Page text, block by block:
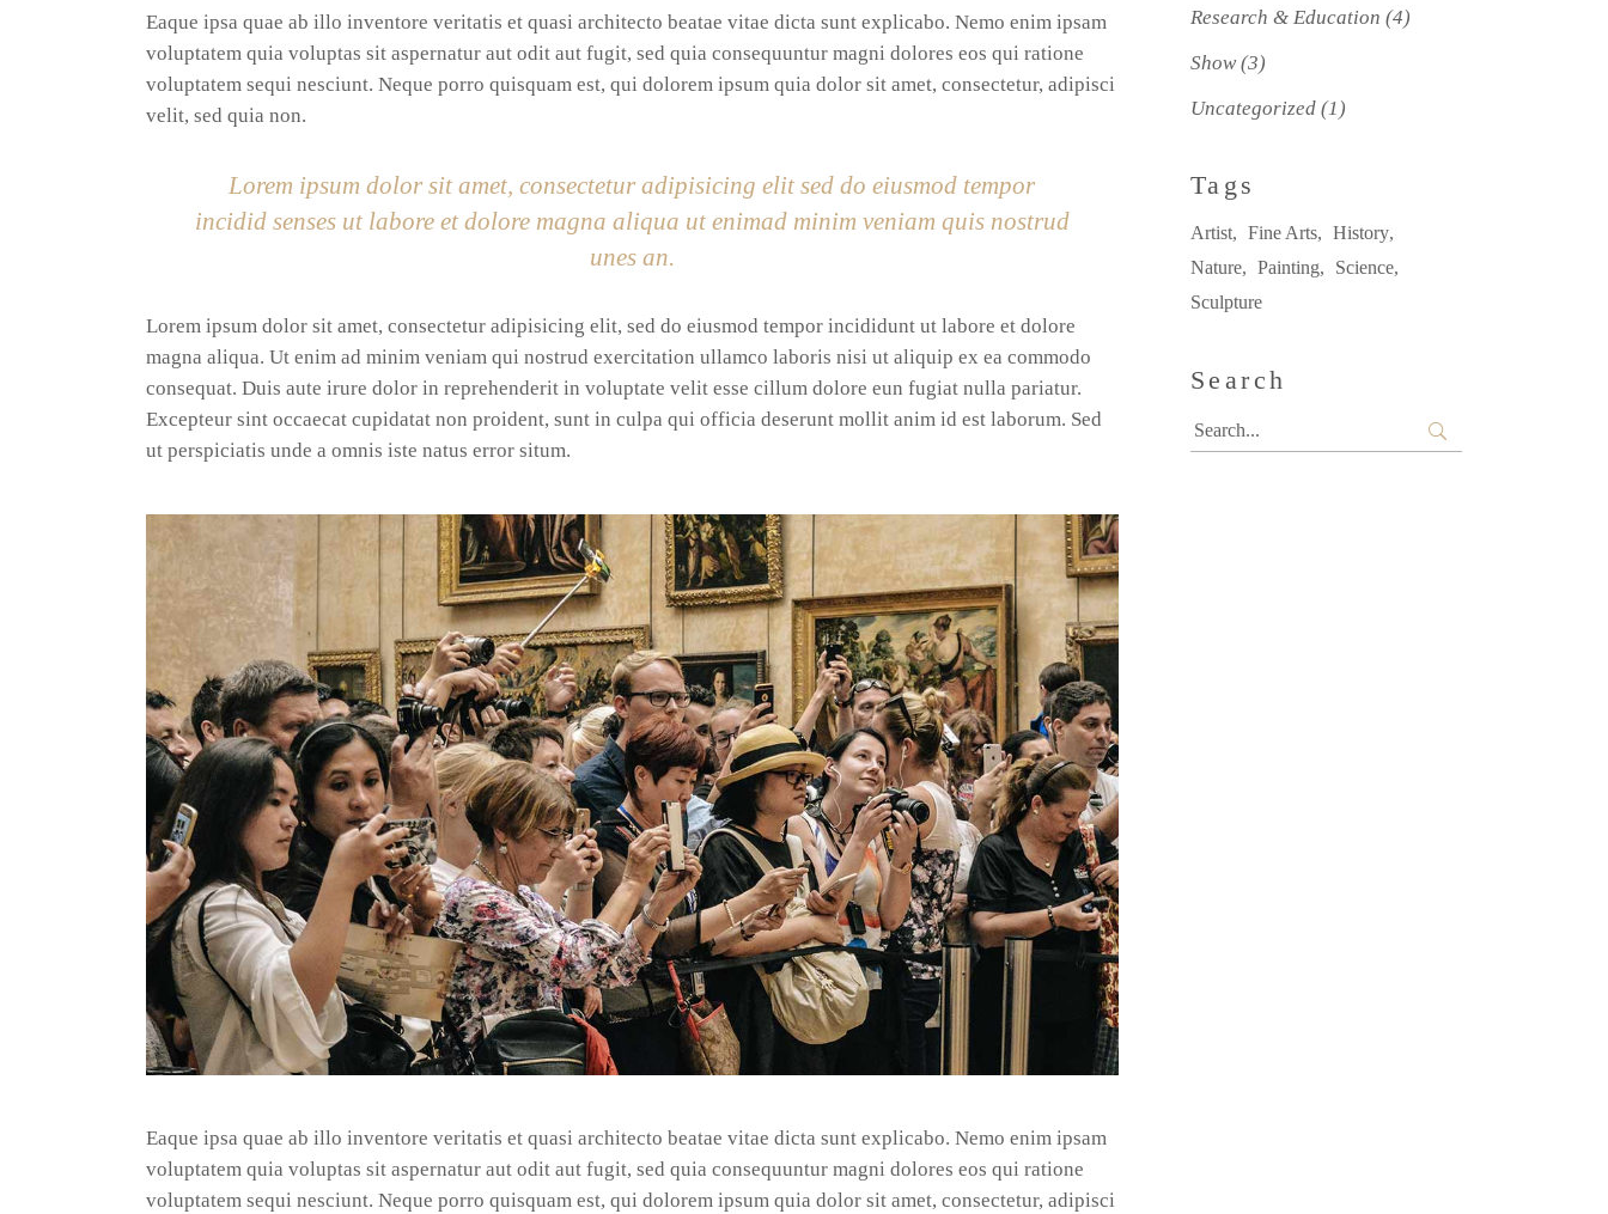
Eaque ipsa quae ab illo inventore veritatis et quasi architecto beatae vitae dicta sunt explicabo. Nemo enim ipsam
voluptatem quia voluptas sit aspernatur aut odit aut fugit, sed quia consequuntur magni dolores eos qui ratione
voluptatem sequi nesciunt. Neque porro quisquam est, qui dolorem ipsum quia dolor sit amet, consectetur, adipisci
velit, sed quia non.
Lorem ipsum dolor sit amet, consectetur adipisicing elit sed do eiusmod tempor
incidid senses ut labore et dolore magna aliqua ut enimad minim veniam quis nostrud
unes an.
Lorem ipsum dolor sit amet, consectetur adipisicing elit, sed do eiusmod tempor incididunt ut labore et dolore
magna aliqua. Ut enim ad minim veniam qui nostrud exercitation ullamco laboris nisi ut aliquip ex ea commodo
consequat. Duis aute irure dolor in reprehenderit in voluptate velit esse cillum dolore eun fugiat nulla pariatur.
Excepteur sint occaecat cupidatat non proident, sunt in culpa qui officia deserunt mollit anim id est laborum. Sed
ut perspiciatis unde a omnis iste natus error situm.
Eaque ipsa quae ab illo inventore veritatis et quasi architecto beatae vitae dicta sunt explicabo. Nemo enim ipsam
voluptatem quia voluptas sit aspernatur aut odit aut fugit, sed quia consequuntur magni dolores eos qui ratione
voluptatem sequi nesciunt. Neque porro quisquam est, qui dolorem ipsum quia dolor sit amet, consectetur, adipisci
Research & Education (4)
Show(3)
Uncategorized(1)
Tags
Artist Fine Arts
History
Nature
Painting
Science
Sculpture
Search
Search
for: